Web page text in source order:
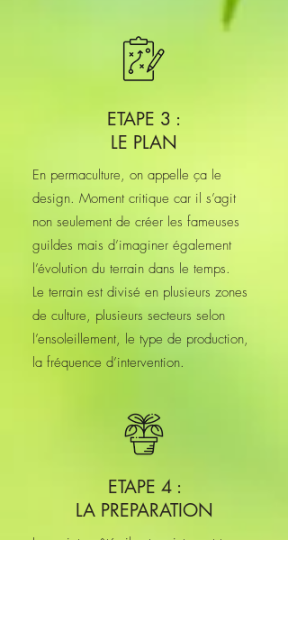
ETAPE 3 :
LE PLAN
En permaculture, on appelle ça le
design. Moment critique car il s’agit
non seulement de créer les fameuses
guildes mais d’imaginer également
l’évolution du terrain dans le temps.
Le terrain est divisé en plusieurs zones
de culture, plusieurs secteurs selon
l’ensoleillement, le type de production,
la fréquence d’intervention.
ETAPE 4 :
LA PREPARATION
Le projet arrêté, il est maintenant temps